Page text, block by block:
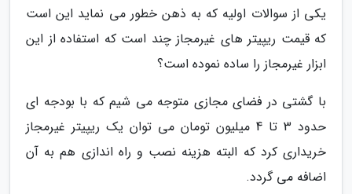
یکی از سوالات اولیه که به ذهن خطور می نماید این است
که قیمت ریپیتر های غیرمجاز چند است که استفاده از این
ابزار غیرمجاز را ساده نموده است؟
با گشتی در فضای مجازی متوجه می شیم که با بودجه ای
حدود 3 تا 4 میلیون تومان می توان یک ریپیتر غیرمجاز
خریداری کرد که البته هزینه نصب و راه اندازی هم به آن
اضافه می گردد.